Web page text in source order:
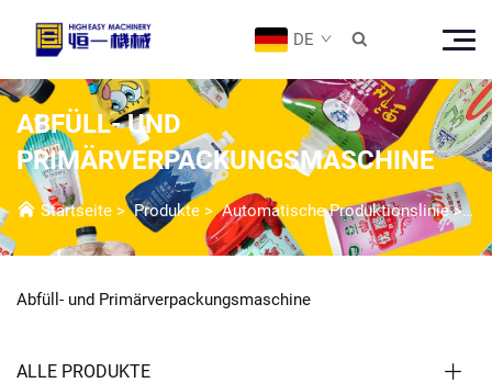
DE 
ABFÜLL- UND
PRIMÄRVERPACKUNGSMASCHINE
Startseite >Produkte >Automatische Produktionslinie>
Abfüll- und Primärverpackungsmaschine
ALLE PRODUKTE